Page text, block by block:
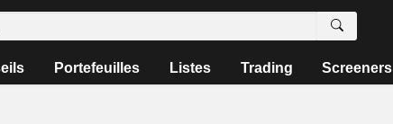
Portefeuilles Listes Trading Screeners